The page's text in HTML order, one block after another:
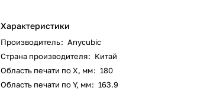
Характеристики
Производитель: Anycubic
Страна производителя: Китай
Область печати по X, мм: 180
Область печати по Y, мм: 163.9